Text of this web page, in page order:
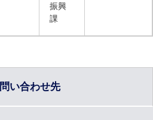
振興
課
い合わせ先